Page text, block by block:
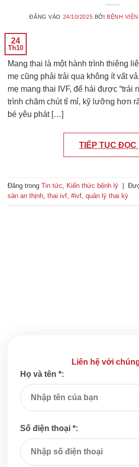
ĐĂNG VÀO 24/10/2025 BỞI BỆNH
24
Th10
Mang thai là một hành trình thiêng
mẹ cũng phải trải qua không ít vất
mẹ mang thai IVF, để hái được “trái
trình chăm chút tỉ mỉ, kỹ lưỡng hơn
bé yêu phát […]
TIẾP TỤC ĐỌC
Đăng trong Tin tức, Kiến thức bệnh lý
sản an thịnh, thai ivf, #ivf, quản lý thai kỳ
Liên hệ với
Họ và tên *:
Số điện thoại *: